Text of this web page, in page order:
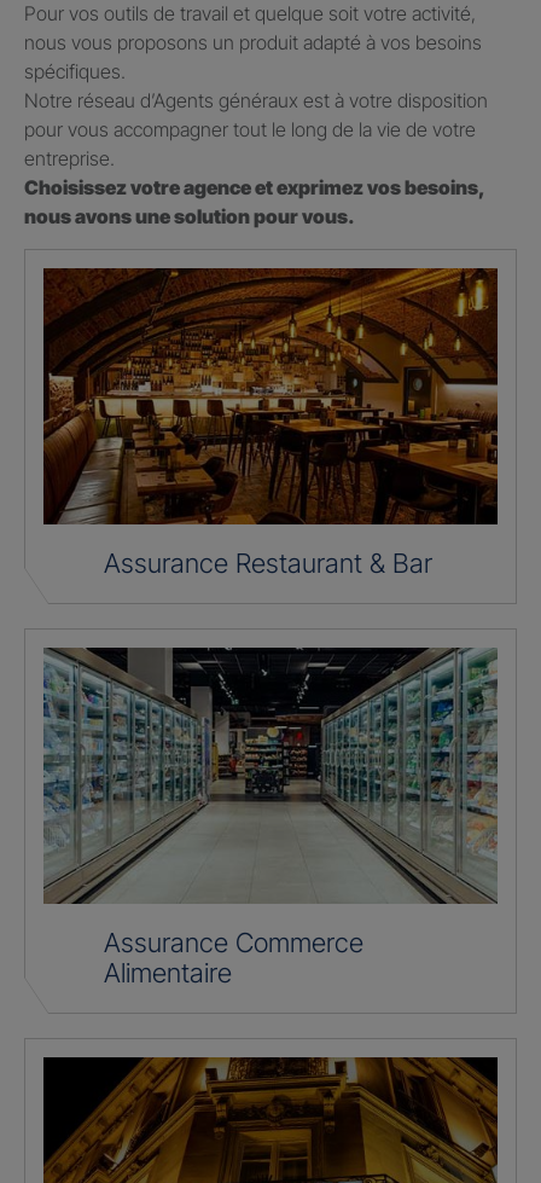
Pour vos outils de travail et quelque soit votre activité,
nous vous proposons un produit adapté à vos besoins
spécifiques.
Notre réseau d’Agents généraux est à votre disposition
pour vous accompagner tout le long de la vie de votre
entreprise.
Choisissez votre agence et exprimez vos besoins,
nous avons une solution pour vous.
Assurance Restaurant & Bar
Assurance Commerce
Alimentaire